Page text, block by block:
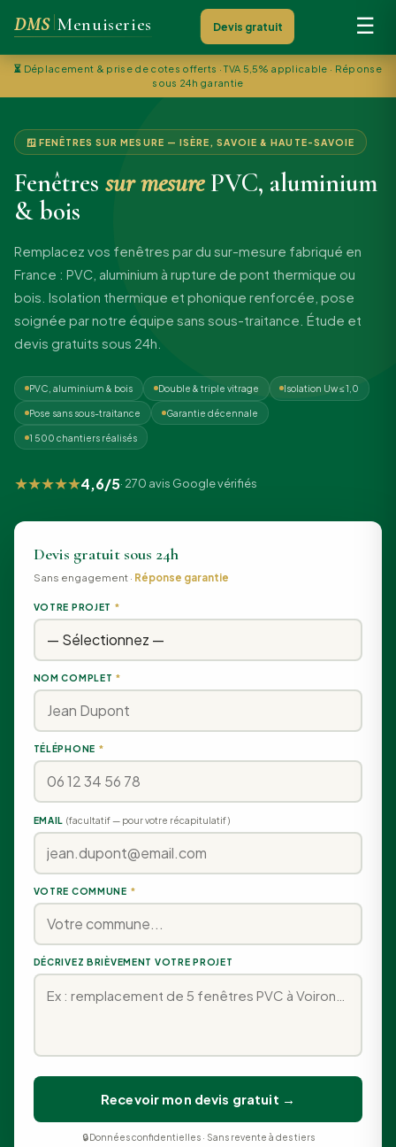
DMS Menuiseries Devis gratuit ☰
⏳ Déplacement & prise de cotes offerts · TVA 5,5% applicable · Réponse
sous 24h garantie
🪟 FENÊTRES SUR MESURE — ISÈRE, SAVOIE & HAUTE-SAVOIE
Fenêtres sur mesurePVC, aluminium
& bois
Remplacez vos fenêtres par du sur-mesure fabriqué en
France : PVC, aluminium à rupture de pont thermique ou
bois. Isolation thermique et phonique renforcée, pose
soignée par notre équipe sans sous-traitance. Étude et
devis gratuits sous 24h.
PVC, aluminium & bois Double & triple vitrage Isolation Uw ≤ 1,0
Pose sans sous-traitance Garantie décennale
1 500 chantiers réalisés
★★★★★4,6/5· 270 avis Google vérifiés
Devis gratuit sous 24h
Sans engagement · Réponse garantie
VOTRE PROJET *
NOM COMPLET *
TÉLÉPHONE *
EMAIL (facultatif — pour votre récapitulatif)
VOTRE COMMUNE *
DÉCRIVEZ BRIÈVEMENT VOTRE PROJET
Recevoir mon devis gratuit →
🔒 Données confidentielles · Sans revente à des tiers